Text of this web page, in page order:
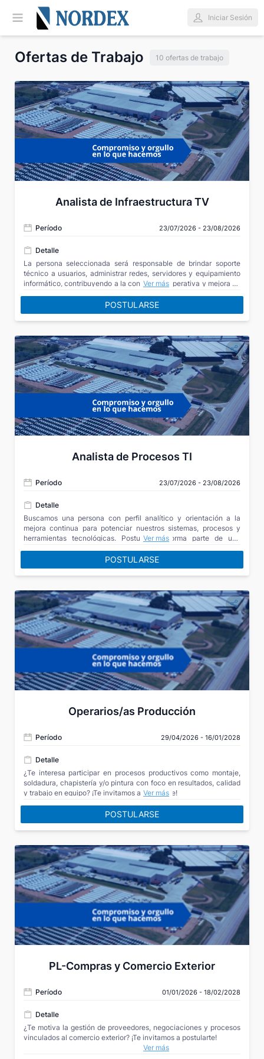
Iniciar Sesión
Ofertas de Trabajo 10 ofertas de trabajo
Analista de Infraestructura TV
Período 23/07/2026 - 23/08/2026
Detalle
La persona seleccionada será responsable de brindar soporte
técnico a usuarios, administrar redes, servidores y equipamiento
informático, contribuyendo a la continuidad operativa y mejora de
forma parte de una empresa líder de la industria automotriz, donde
la tecnología, la innovación y la mejora continua son clave para
impulsar nuestros desafíos de negocio.
Ver más
POSTULARSE
Analista de Procesos TI
Período 23/07/2026 - 23/08/2026
Detalle
Buscamos una persona con perfil analítico y orientación a la
mejora continua para potenciar nuestros sistemas, procesos y
herramientas tecnológicas. Postulate y forma parte de una
eficiencia y el trabajo colaborativo impulsan nuestro crecimiento.
Ver más
POSTULARSE
Operarios/as Producción
Período 29/04/2026 - 16/01/2028
Detalle
¿Te interesa participar en procesos productivos como montaje,
soldadura, chapistería y/o pintura con foco en resultados, calidad
y trabajo en equipo? ¡Te invitamos a postularte!
Ver más
POSTULARSE
PL-Compras y Comercio Exterior
Período 01/01/2026 - 18/02/2028
Detalle
¿Te motiva la gestión de proveedores, negociaciones y procesos
vinculados al comercio exterior? ¡Te invitamos a postularte!
Ver más